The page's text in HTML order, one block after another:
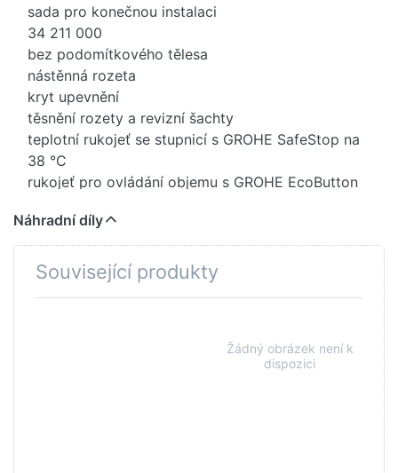
sada pro konečnou instalaci
34 211 000
bez podomítkového tělesa
nástěnná rozeta
kryt upevnění
těsnění rozety a revizní šachty
teplotní rukojeť se stupnicí s GROHE SafeStop na
38 °C
rukojeť pro ovládání objemu s GROHE EcoButton
zarážkou)
povrchová úprava GROHE Long-Life
Náhradní díly
Související produkty
ENTER pro
další
možnosti